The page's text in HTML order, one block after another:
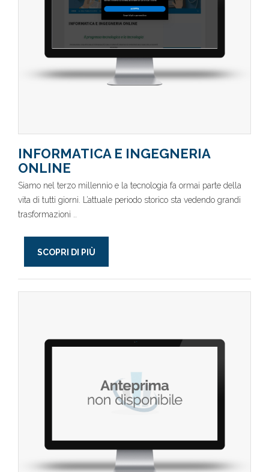
INFORMATICA E INGEGNERIA
ONLINE
Siamo nel terzo millennio e la tecnologia fa ormai parte della
vita di tutti giorni. L’attuale periodo storico sta vedendo grandi
trasformazioni ..
SCOPRI DI PIÙ